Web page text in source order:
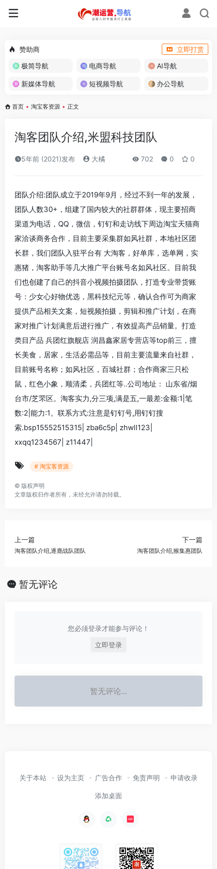
赞助商
立即打赏
极简导航
电商导航 AI导航
新媒体导航 短视频导航 办公导航
首页 • 淘宝客资源 • 正文
淘客团队介绍,米盟科技团队
5年前 (2021)发布 大橘 702 0 0
团队介绍:团队成立于2019年9月，经过不到一年的发展，
团队人数30+，组建了国内较大的社群群体，现主要招商
渠道为电话，QQ，微信，钉钉和走访线下周边淘宝天猫商
家洽谈商务合作，目前主要采集群如风社群，本地社区团
长群，我们团队入驻平台有 大淘客，好单库，选单网，实
惠猪，淘客助手等几大推广平台账号名如风社区。目前我
们也创建了自己的抖音小视频拍摄团队，打造专业带货账
号：少女心好物优选，黑科技纪元等，确认合作可为商家
提供产品相关文案，短视频拍摄，剪辑和推广计划，在商
家对推广计划满意后进行推广，有效提高产品销量。打造
类目产品 兵团红旗舰店 润昌鑫家居专营店等top前三，擅
长美食，居家，生活必需品等，目前主要流量来自社群，
目前账号名称；如风社区，百城社群；合作商家三只松
鼠，红色小象，顺清柔，兵团红等..公司地址： 山东省/烟
台市/芝罘区。淘客实力,分三项,满是五,一最差:金额:1|笔
数:2|能力:1。联系方式:注意是钉钉号,用钉钉搜
索.bsp15552515315| zba6c5p| zhwll123|
xxqq1234567| z11447|
# 淘宝客资源
© 版权声明
文章版权归作者所有，未经允许请勿转载。
上一篇
淘客团队介绍,逐鹿战队团队
下一篇
淘客团队介绍,猴集惠团队
暂无评论
您必须登录才能参与评论！
立即登录
暂无评论...
关于本站 设为主页 广告合作 免责声明 申请收录
添加桌面